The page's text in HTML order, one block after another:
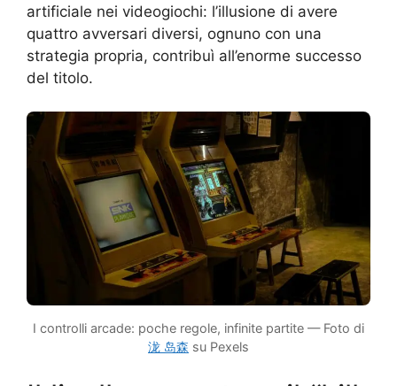
artificiale nei videogiochi: l’illusione di avere
quattro avversari diversi, ognuno con una
strategia propria, contribuì all’enorme successo
del titolo.
I controlli arcade: poche regole, infinite partite — Foto di
泷 岛森 su Pexels